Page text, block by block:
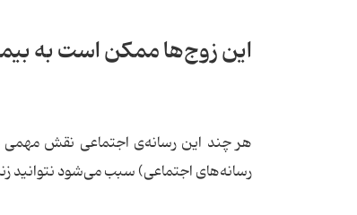
این زوج‌ها ممکن است به
هر چند این رسانه‌ی اجتماعی نقش مهمی در
رسانه‌های اجتماعی) سبب می‌شود نتوانید